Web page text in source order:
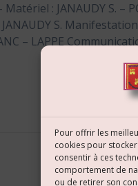
Pour offrir les
cookies pour
consentir à ces
comportement de
ou de retirer son
: JANAUDY S. –
JANAUDY S.
– LAPPE